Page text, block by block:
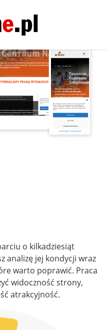
o kilkadziesiąt
analizę jej kondycji wraz
warto poprawić. Praca
widoczność strony,
atrakcyjność.